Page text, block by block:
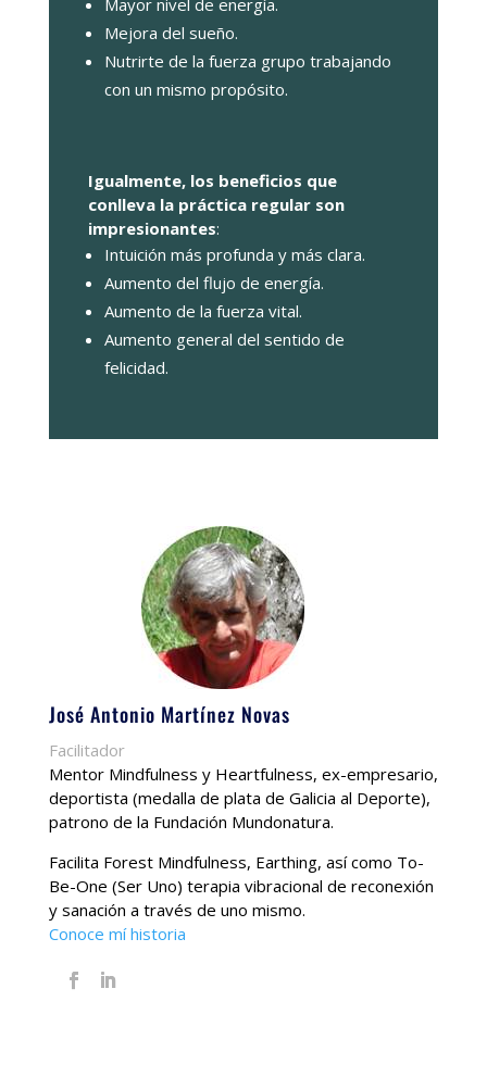
Mayor nivel de energía.
Mejora del sueño.
Nutrirte de la fuerza grupo trabajando
con un mismo propósito.
Igualmente, los beneficios que
conlleva la práctica regular son
impresionantes:
Intuición más profunda y más clara.
Aumento del flujo de energía.
Aumento de la fuerza vital.
Aumento general del sentido de
felicidad.
José Antonio Martínez Novas
Facilitador
Mentor Mindfulness y Heartfulness, ex-empresario,
deportista (medalla de plata de Galicia al Deporte),
patrono de la Fundación Mundonatura.
Facilita Forest Mindfulness, Earthing, así como To-
Be-One (Ser Uno) terapia vibracional de reconexión
y sanación a través de uno mismo.
Conoce mí historia